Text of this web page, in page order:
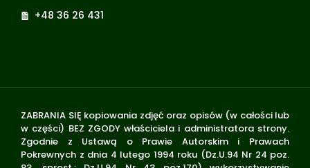
+48 36 26 431
ZABRANIA SIĘ kopiowania zdjęć oraz opisów (w całości lub
w części) BEZ ZGODY właściciela i administratora strony.
Zgodnie z Ustawą o Prawie Autorskim i Prawach
Pokrewnych z dnia 4 lutego 1994 roku (Dz.U.94 Nr 24 poz.